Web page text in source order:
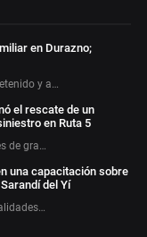
en Durazno;
y a…
el rescate de un
en Ruta 5
de gra…
una capacitación sobre
del Yí